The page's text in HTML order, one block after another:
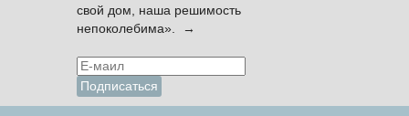
свой дом, наша решимость
непоколебима». →